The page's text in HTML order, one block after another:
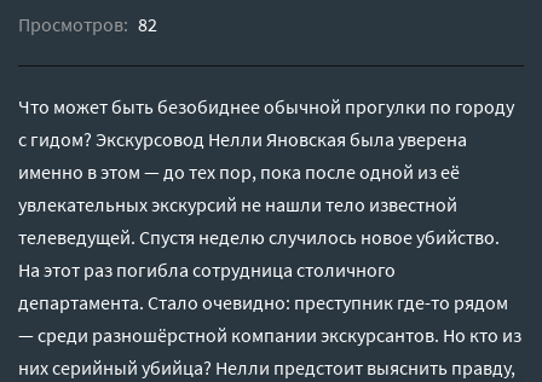
Просмотров: 82
Что может быть безобиднее обычной прогулки по городу
с гидом? Экскурсовод Нелли Яновская была уверена
именно в этом — до тех пор, пока после одной из её
увлекательных экскурсий не нашли тело известной
телеведущей. Спустя неделю случилось новое убийство.
На этот раз погибла сотрудница столичного
департамента. Стало очевидно: преступник где-то рядом
— среди разношёрстной компании экскурсантов. Но кто из
них серийный убийца? Нелли предстоит выяснить правду,